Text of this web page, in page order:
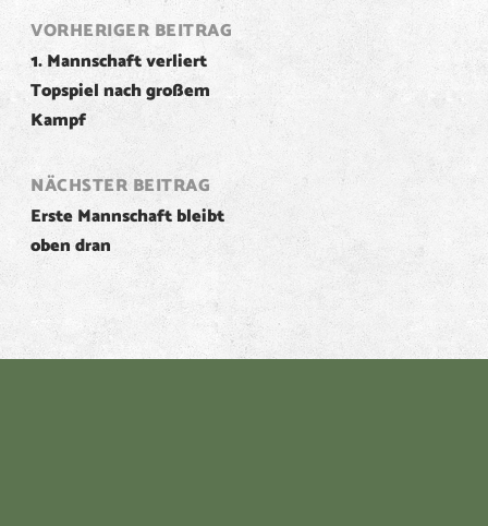
Post
navigation
VORHERIGER BEITRAG
1. Mannschaft verliert
Topspiel nach großem
Kampf
NÄCHSTER BEITRAG
Erste Mannschaft bleibt
oben dran